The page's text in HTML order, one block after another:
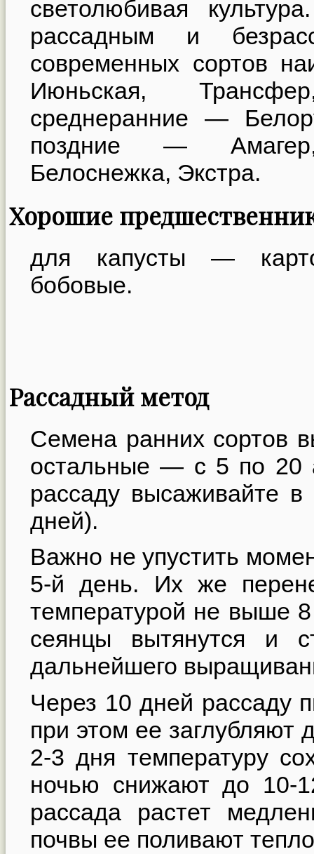
светолюбивая
рассадным и
современных сортов
Июньская,
среднеранние —
поздние —
Белоснежка, Экстра.
Хорошие
для капусты —
бобовые.
Рассадный метод
Семена ранних сортов
остальные — с 5 по 20
рассаду высаживайте
дней).
Важно не упустить
5-й день. Их же
температурой не выше
сеянцы вытянутся и
дальнейшего
Через 10 дней рассаду
при этом ее заглубляют
2-3 дня температуру
ночью снижают до 10-
рассада растет
почвы ее поливают